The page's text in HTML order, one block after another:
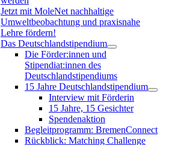
Jetzt mit MoleNet nachhaltige
Umweltbeobachtung und praxisnahe
Lehre fördern!
Das Deutschlandstipendium
Die Förder:innen und
Stipendiat:innen des
Deutschlandstipendiums
15 Jahre Deutschlandstipendium
Interview mit Förderin
15 Jahre, 15 Gesichter
Spendenaktion
Begleitprogramm: BremenConnect
Rückblick: Matching Challenge